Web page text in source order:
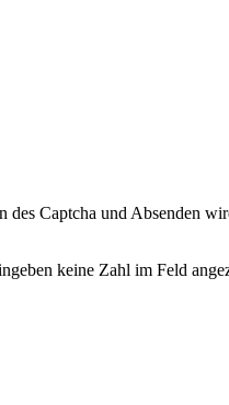
Captcha und Absenden
keine Zahl im Feld